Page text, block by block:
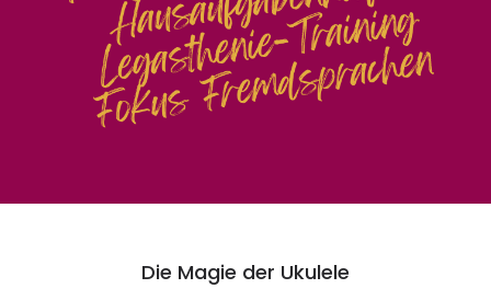
Die Magie der Uku­le­le